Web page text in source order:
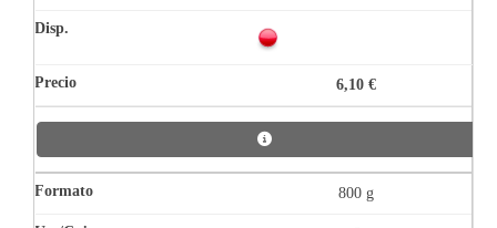
6,10 €
800 g